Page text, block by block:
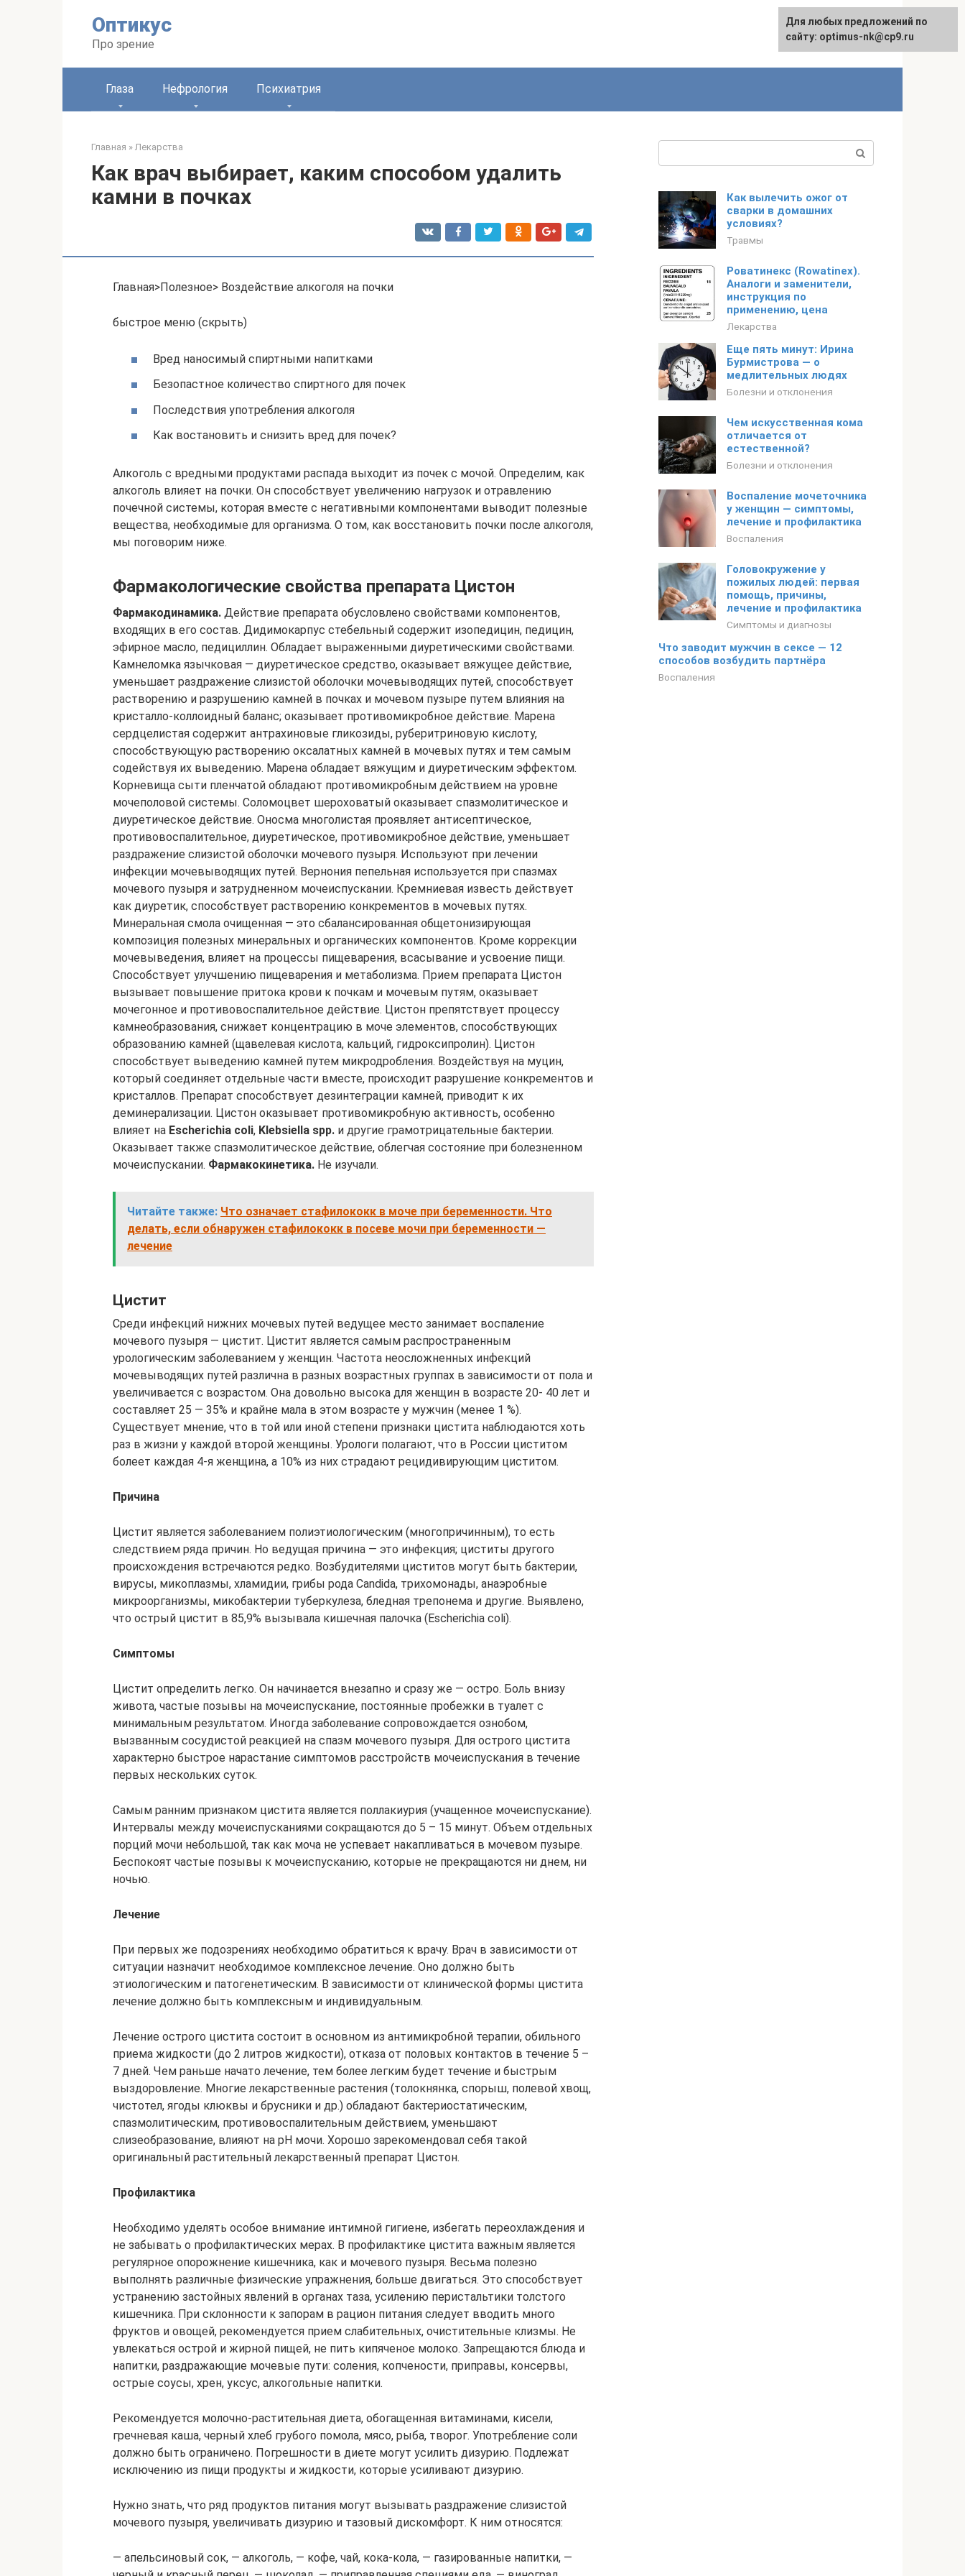
Оптикус
Про зрение
English
Глаза Нефрология Психиатрия
Главная » Лекарства
Как врач выбирает, каким способом удалить
камни в почках
Главная>Полезное> Воздействие алкоголя на почки
быстрое меню (скрыть)
Вред наносимый спиртными напитками
Безопастное количество спиртного для почек
Последствия употребления алкоголя
Как востановить и снизить вред для почек?
Алкоголь с вредными продуктами распада выходит из почек с мочой. Определим, как
алкоголь влияет на почки. Он способствует увеличению нагрузок и отравлению
почечной системы, которая вместе с негативными компонентами выводит полезные
вещества, необходимые для организма. О том, как восстановить почки после алкоголя,
мы поговорим ниже.
Фармакологические свойства препарата Цистон
Фармакодинамика. Действие препарата обусловлено свойствами компонентов,
входящих в его состав. Дидимокарпус стебельный содержит изопедицин, педицин,
эфирное масло, педициллин. Обладает выраженными диуретическими свойствами.
Камнеломка язычковая — диуретическое средство, оказывает вяжущее действие,
уменьшает раздражение слизистой оболочки мочевыводящих путей, способствует
растворению и разрушению камней в почках и мочевом пузыре путем влияния на
кристалло-коллоидный баланс; оказывает противомикробное действие. Марена
сердцелистая содержит антрахиновые гликозиды, руберитриновую кислоту,
способствующую растворению оксалатных камней в мочевых путях и тем самым
содействуя их выведению. Марена обладает вяжущим и диуретическим эффектом.
Корневища сыти пленчатой обладают противомикробным действием на уровне
мочеполовой системы. Соломоцвет шероховатый оказывает спазмолитическое и
диуретическое действие. Оносма многолистая проявляет антисептическое,
противовоспалительное, диуретическое, противомикробное действие, уменьшает
раздражение слизистой оболочки мочевого пузыря. Используют при лечении
инфекции мочевыводящих путей. Вернония пепельная используется при спазмах
мочевого пузыря и затрудненном мочеиспускании. Кремниевая известь действует
как диуретик, способствует растворению конкрементов в мочевых путях.
Минеральная смола очищенная — это сбалансированная общетонизирующая
композиция полезных минеральных и органических компонентов. Кроме коррекции
мочевыведения, влияет на процессы пищеварения, всасывание и усвоение пищи.
Способствует улучшению пищеварения и метаболизма. Прием препарата Цистон
вызывает повышение притока крови к почкам и мочевым путям, оказывает
мочегонное и противовоспалительное действие. Цистон препятствует процессу
камнеобразования, снижает концентрацию в моче элементов, способствующих
образованию камней (щавелевая кислота, кальций, гидроксипролин). Цистон
способствует выведению камней путем микродробления. Воздействуя на муцин,
который соединяет отдельные части вместе, происходит разрушение конкрементов и
кристаллов. Препарат способствует дезинтеграции камней, приводит к их
деминерализации. Цистон оказывает противомикробную активность, особенно
влияет на Escherichia coli, Klebsiella spp. и другие грамотрицательные бактерии.
Оказывает также спазмолитическое действие, облегчая состояние при болезненном
мочеиспускании. Фармакокинетика. Не изучали.
Читайте также: Что означает стафилококк в моче при беременности. Что
делать, если обнаружен стафилококк в посеве мочи при беременности —
лечение
Цистит
Среди инфекций нижних мочевых путей ведущее место занимает воспаление
мочевого пузыря — цистит. Цистит является самым распространенным
урологическим заболеванием у женщин. Частота неосложненных инфекций
мочевыводящих путей различна в разных возрастных группах в зависимости от пола и
увеличивается с возрастом. Она довольно высока для женщин в возрасте 20- 40 лет и
составляет 25 — 35% и крайне мала в этом возрасте у мужчин (менее 1 %).
Существует мнение, что в той или иной степени признаки цистита наблюдаются хоть
раз в жизни у каждой второй женщины. Урологи полагают, что в России циститом
болеет каждая 4-я женщина, а 10% из них страдают рецидивирующим циститом.
Причина
Цистит является заболеванием полиэтиологическим (многопричинным), то есть
следствием ряда причин. Но ведущая причина — это инфекция; циститы другого
происхождения встречаются редко. Возбудителями циститов могут быть бактерии,
вирусы, микоплазмы, хламидии, грибы рода Candida, трихомонады, анаэробные
микроорганизмы, микобактерии туберкулеза, бледная трепонема и другие. Выявлено,
что острый цистит в 85,9% вызывала кишечная палочка (Escherichia coli).
Симптомы
Цистит определить легко. Он начинается внезапно и сразу же — остро. Боль внизу
живота, частые позывы на мочеиспускание, постоянные пробежки в туалет с
минимальным результатом. Иногда заболевание сопровождается ознобом,
вызванным сосудистой реакцией на спазм мочевого пузыря. Для острого цистита
характерно быстрое нарастание симптомов расстройств мочеиспускания в течение
первых нескольких суток.
Самым ранним признаком цистита является поллакиурия (учащенное мочеиспускание).
Интервалы между мочеиспусканиями сокращаются до 5 – 15 минут. Объем отдельных
порций мочи небольшой, так как моча не успевает накапливаться в мочевом пузыре.
Беспокоят частые позывы к мочеиспусканию, которые не прекращаются ни днем, ни
ночью.
Лечение
При первых же подозрениях необходимо обратиться к врачу. Врач в зависимости от
ситуации назначит необходимое комплексное лечение. Оно должно быть
этиологическим и патогенетическим. В зависимости от клинической формы цистита
лечение должно быть комплексным и индивидуальным.
Лечение острого цистита состоит в основном из антимикробной терапии, обильного
приема жидкости (до 2 литров жидкости), отказа от половых контактов в течение 5 –
7 дней. Чем раньше начато лечение, тем более легким будет течение и быстрым
выздоровление. Многие лекарственные растения (толокнянка, спорыш, полевой хвощ,
чистотел, ягоды клюквы и брусники и др.) обладают бактериостатическим,
спазмолитическим, противовоспалительным действием, уменьшают
слизеобразование, влияют на рН мочи. Хорошо зарекомендовал себя такой
оригинальный растительный лекарственный препарат Цистон.
Профилактика
Необходимо уделять особое внимание интимной гигиене, избегать переохлаждения и
не забывать о профилактических мерах. В профилактике цистита важным является
регулярное опорожнение кишечника, как и мочевого пузыря. Весьма полезно
выполнять различные физические упражнения, больше двигаться. Это способствует
устранению застойных явлений в органах таза, усилению перистальтики толстого
кишечника. При склонности к запорам в рацион питания следует вводить много
фруктов и овощей, рекомендуется прием слабительных, очистительные клизмы. Не
увлекаться острой и жирной пищей, не пить кипяченое молоко. Запрещаются блюда и
напитки, раздражающие мочевые пути: соления, копчености, приправы, консервы,
острые соусы, хрен, уксус, алкогольные напитки.
Рекомендуется молочно-растительная диета, обогащенная витаминами, кисели,
гречневая каша, черный хлеб грубого помола, мясо, рыба, творог. Употребление соли
должно быть ограничено. Погрешности в диете могут усилить дизурию. Подлежат
исключению из пищи продукты и жидкости, которые усиливают дизурию.
Нужно знать, что ряд продуктов питания могут вызывать раздражение слизистой
мочевого пузыря, увеличивать дизурию и тазовый дискомфорт. К ним относятся:
— апельсиновый сок, — алкоголь, — кофе, чай, кока-кола, — газированные напитки, —
Как вылечить ожог от
сварки в домашних
условиях?
Травмы
Роватинекс (Rowatinex).
Аналоги и заменители,
инструкция по
применению, цена
Лекарства
Еще пять минут: Ирина
Бурмистрова — о
медлительных людях
Болезни и отклонения
Чем искусственная кома
отличается от
естественной?
Болезни и отклонения
Воспаление мочеточника
у женщин — симптомы,
лечение и профилактика
Воспаления
Головокружение у
пожилых людей: первая
помощь, причины,
лечение и профилактика
Симптомы и диагнозы
Что заводит мужчин в сексе — 12
способов возбудить партнёра
Воспаления
Для любых предложений по
сайту: optimus-nk@cp9.ru